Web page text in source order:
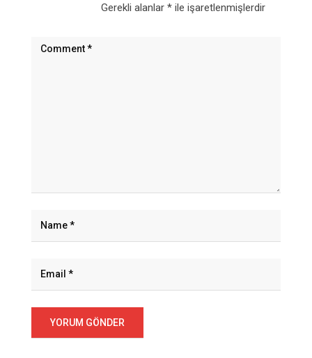
Gerekli alanlar *ile işaretlenmişlerdir